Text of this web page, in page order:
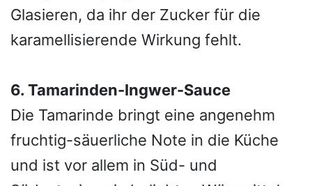
Glasieren, da ihr der Zucker für die
karamellisierende Wirkung fehlt.
6. Tamarinden-Ingwer-Sauce
Die Tamarinde bringt eine angenehm
fruchtig-säuerliche Note in die Küche
und ist vor allem in Süd- und